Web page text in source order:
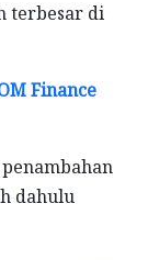
terbesar di
Finance
dahulu